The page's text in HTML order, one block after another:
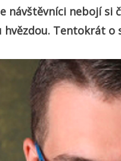
návštěvníci nebojí
Tentokrát o